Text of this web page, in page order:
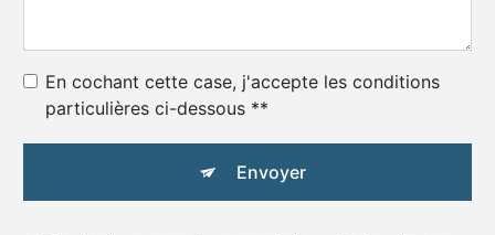
En cochant cette case, j'accepte les conditions
particulières ci-dessous **
Envoyer